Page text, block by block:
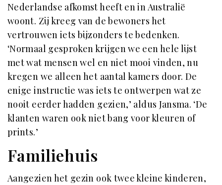
Nederlandse afkomst heeft en in Australië
woont. Zij kreeg van de bewoners het
vertrouwen iets bijzonders te bedenken.
‘Normaal gesproken krijgen we een hele lijst
met wat mensen wel en niet mooi vinden, nu
kregen we alleen het aantal kamers door. De
enige instructie was iets te ontwerpen wat ze
nooit eerder hadden gezien,’ aldus Jansma. ‘De
klanten waren ook niet bang voor kleuren of
prints.’
Familiehuis
Aangezien het gezin ook twee kleine kinderen,